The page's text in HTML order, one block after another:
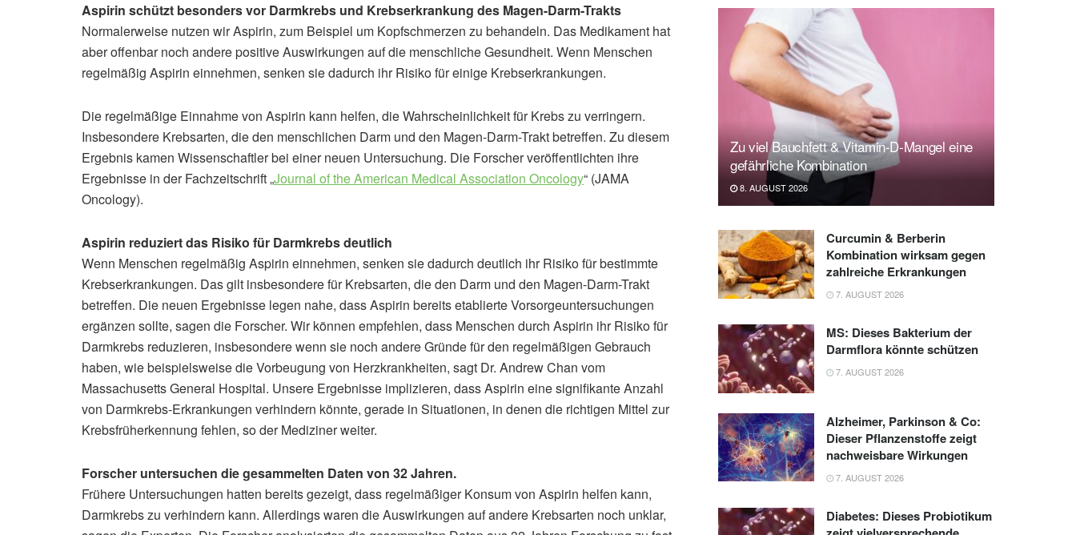
Aspirin schützt besonders vor Darmkrebs und Krebserkrankung des Magen-Darm-Trakts
Normalerweise nutzen wir Aspirin, zum Beispiel um Kopfschmerzen zu behandeln. Das Medikament hat
aber offenbar noch andere positive Auswirkungen auf die menschliche Gesundheit. Wenn Menschen
regelmäßig Aspirin einnehmen, senken sie dadurch ihr Risiko für einige Krebserkrankungen.
Die regelmäßige Einnahme von Aspirin kann helfen, die Wahrscheinlichkeit für Krebs zu verringern.
Insbesondere Krebsarten, die den menschlichen Darm und den Magen-Darm-Trakt betreffen. Zu diesem
Ergebnis kamen Wissenschaftler bei einer neuen Untersuchung. Die Forscher veröffentlichten ihre
Ergebnisse in der Fachzeitschrift „Journal of the American Medical Association Oncology“ (JAMA
Oncology).
Aspirin reduziert das Risiko für Darmkrebs deutlich
Wenn Menschen regelmäßig Aspirin einnehmen, senken sie dadurch deutlich ihr Risiko für bestimmte
Krebserkrankungen. Das gilt insbesondere für Krebsarten, die den Darm und den Magen-Darm-Trakt
betreffen. Die neuen Ergebnisse legen nahe, dass Aspirin bereits etablierte Vorsorgeuntersuchungen
ergänzen sollte, sagen die Forscher. Wir können empfehlen, dass Menschen durch Aspirin ihr Risiko für
Darmkrebs reduzieren, insbesondere wenn sie noch andere Gründe für den regelmäßigen Gebrauch
haben, wie beispielsweise die Vorbeugung von Herzkrankheiten, sagt Dr. Andrew Chan vom
Massachusetts General Hospital. Unsere Ergebnisse implizieren, dass Aspirin eine signifikante Anzahl
von Darmkrebs-Erkrankungen verhindern könnte, gerade in Situationen, in denen die richtigen Mittel zur
Krebsfrüherkennung fehlen, so der Mediziner weiter.
Forscher untersuchen die gesammelten Daten von 32 Jahren.
Frühere Untersuchungen hatten bereits gezeigt, dass regelmäßiger Konsum von Aspirin helfen kann,
Darmkrebs zu verhindern kann. Allerdings waren die Auswirkungen auf andere Krebsarten noch unklar,
Zu viel Bauchfett & Vitamin-D-Mangel eine
gefährliche Kombination
8. AUGUST 2026
Curcumin & Berberin
Kombination wirksam gegen
zahlreiche Erkrankungen
7. AUGUST 2026
MS: Dieses Bakterium der
Darmflora könnte schützen
7. AUGUST 2026
Alzheimer, Parkinson & Co:
Dieser Pflanzenstoffe zeigt
nachweisbare Wirkungen
7. AUGUST 2026
Diabetes: Dieses Probiotikum